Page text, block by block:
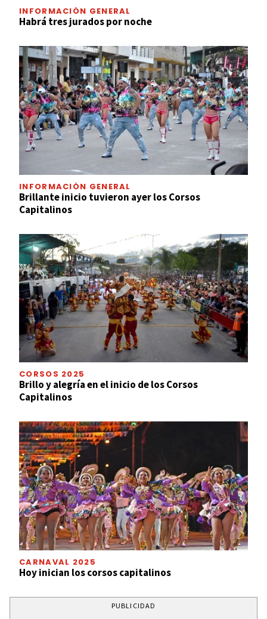
INFORMACIÓN GENERAL
Habrá tres jurados por noche
INFORMACIÓN GENERAL
Brillante inicio tuvieron ayer los Corsos
Capitalinos
CORSOS 2025
Brillo y alegría en el inicio de los Corsos
Capitalinos
CARNAVAL 2025
Hoy inician los corsos capitalinos
PUBLICIDAD